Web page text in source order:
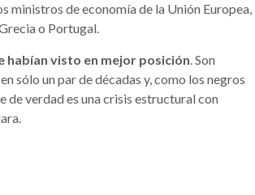
ministros de economía de la Unión Europea,
o Portugal.
habían visto en mejor posición. Son
sólo un par de décadas y, como los negros
de verdad es una crisis estructural con